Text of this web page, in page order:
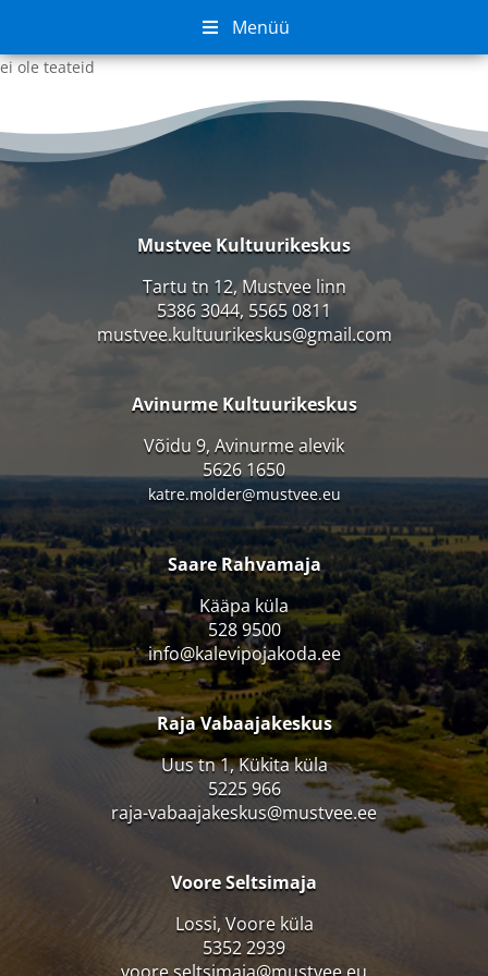
Menüü
ei ole teateid
Mustvee Kultuurikeskus
Tartu tn 12, Mustvee linn
5386 3044, 5565 0811
mustvee.kultuurikeskus@gmail.com
Avinurme Kultuurikeskus
Võidu 9, Avinurme alevik
5626 1650
katre.molder@mustvee.eu
Saare Rahvamaja
Kääpa küla
528 9500
info@kalevipojakoda.ee
Raja Vabaajakeskus
Uus tn 1, Kükita küla
5225 966
raja-vabaajakeskus@mustvee.ee
Voore Seltsimaja
Lossi, Voore küla
5352 2939